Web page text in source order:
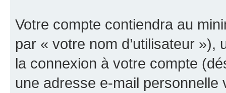
Votre compte contiendra au
par « votre nom d’utilisateur
la connexion à votre compte
une adresse e-mail